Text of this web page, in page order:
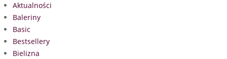
Aktualności
Baleriny
Basic
Bestsellery
Bielizna